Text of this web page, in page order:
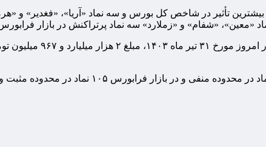
تأثیر در شاخص کل بورس و سه نماد «آریا»، «فغدیر» و
«معین»، «شفام» و «زملارد» سه نماد پرتراکنش در بازار